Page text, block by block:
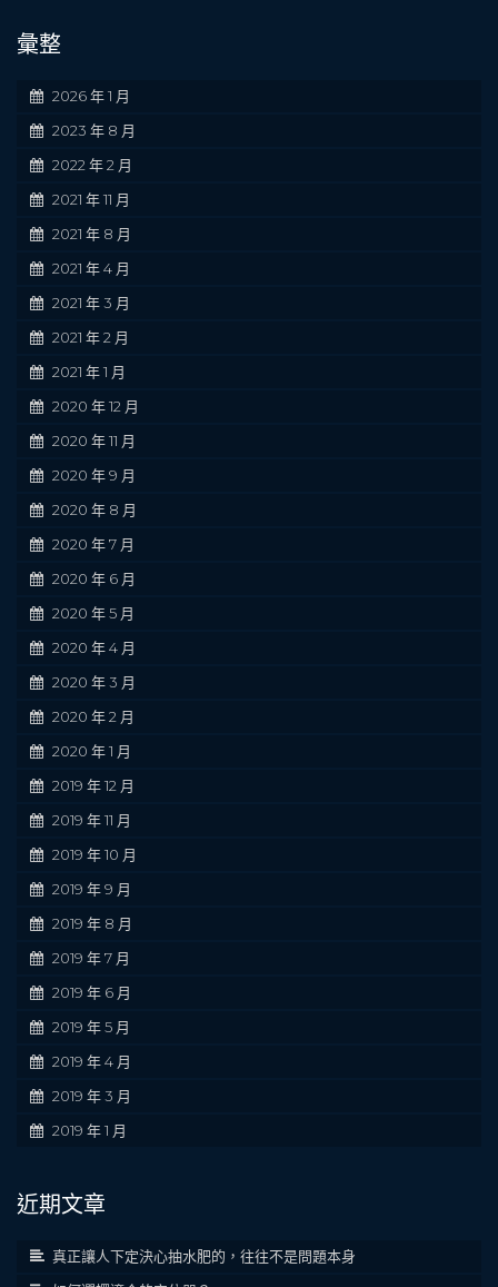
彙整
2026 年 1 月
2023 年 8 月
2022 年 2 月
2021 年 11 月
2021 年 8 月
2021 年 4 月
2021 年 3 月
2021 年 2 月
2021 年 1 月
2020 年 12 月
2020 年 11 月
2020 年 9 月
2020 年 8 月
2020 年 7 月
2020 年 6 月
2020 年 5 月
2020 年 4 月
2020 年 3 月
2020 年 2 月
2020 年 1 月
2019 年 12 月
2019 年 11 月
2019 年 10 月
2019 年 9 月
2019 年 8 月
2019 年 7 月
2019 年 6 月
2019 年 5 月
2019 年 4 月
2019 年 3 月
2019 年 1 月
近期文章
真正讓人下定決心抽水肥的，往往不是問題本身